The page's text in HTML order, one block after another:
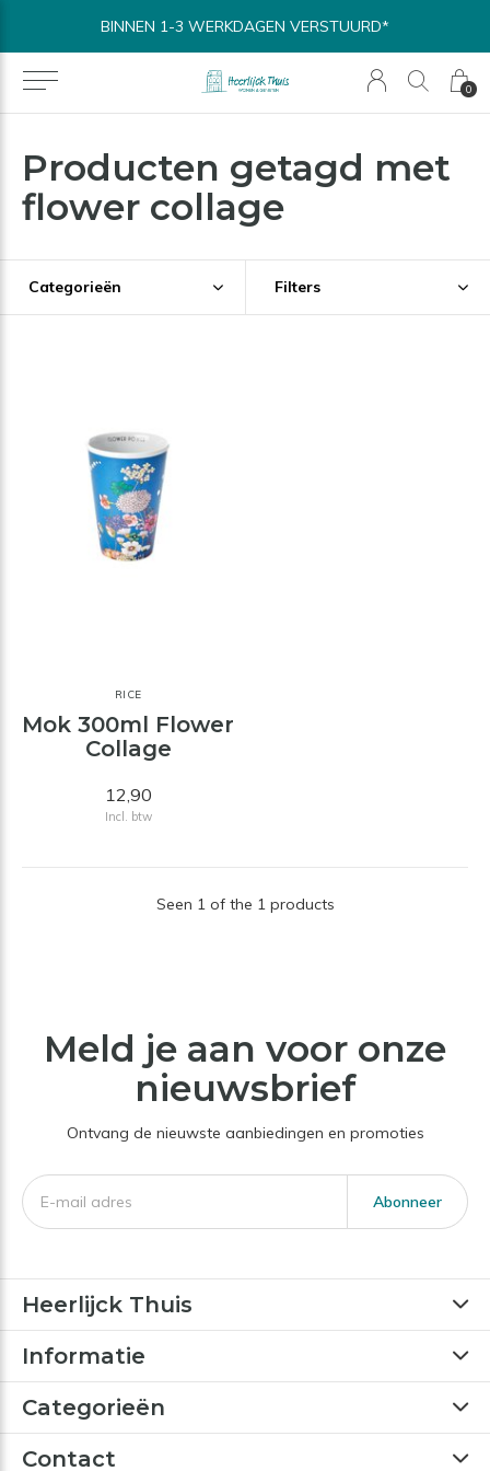
0
BINNEN 1-3 WERKDAGEN VERSTUURD*
Producten getagd met
flower collage
Categorieën Filters
RICE
Mok 300ml Flower
Collage
12,90
Incl. btw
Seen 1 of the 1 products
Meld je aan voor onze
nieuwsbrief
Ontvang de nieuwste aanbiedingen en promoties
Abonneer
Heerlijck Thuis
Informatie
Categorieën
Contact